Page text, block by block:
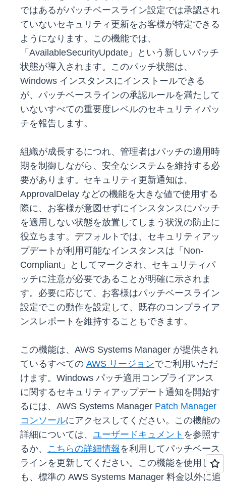
ではあるがパッチベースライン設定では承認され
ていないセキュリティ更新をお客様が特定できる
ようになります。この機能では、
「AvailableSecurityUpdate」という新しいパッチ
状態が導入されます。このパッチ状態は、
Windows インスタンスにインストールできる
が、パッチベースラインの承認ルールを満たして
いないすべての重要度レベルのセキュリティパッ
チを報告します。
組織が成長するにつれ、管理者はパッチの適用時
期を制御しながら、安全なシステムを維持する必
要があります。セキュリティ更新通知は、
ApprovalDelay などの機能を大きな値で使用する
際に、お客様が意図せずにインスタンスにパッチ
を適用しない状態を放置してしまう状況の防止に
役立ちます。デフォルトでは、セキュリティアッ
プデートが利用可能なインスタンスは「Non-
Compliant」としてマークされ、セキュリティパ
ッチに注意が必要であることが明確に示されま
す。必要に応じて、お客様はパッチベースライン
設定でこの動作を設定して、既存のコンプライア
ンスレポートを維持することもできます。
この機能は、AWS Systems Manager が提供され
ているすべての AWS リージョンでご利用いただ
けます。Windows パッチ適用コンプライアンス
に関するセキュリティアップデート通知を開始す
るには、AWS Systems Manager Patch Manager
コンソールにアクセスしてください。この機能の
詳細については、 ユーザードキュメント を参照す
るか、 こちらの詳細情報 を利用してパッチベース
ラインを更新してください。この機能を使用して
も、標準の AWS Systems Manager 料金以外に追